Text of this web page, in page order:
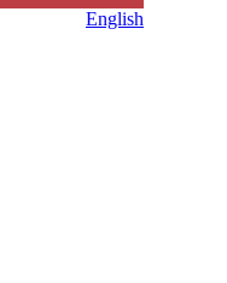
English